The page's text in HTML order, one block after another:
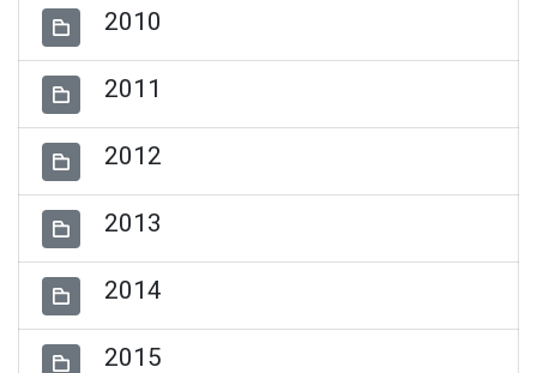
2010
2011
2012
2013
2014
2015